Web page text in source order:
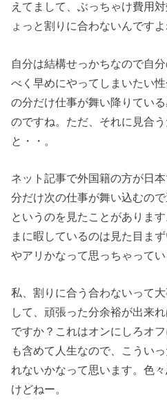
えてまして、ぶっちゃけ費用
ょっと割りに合わないんですよ
自分は結構せっかちなので自
べく早めにやってしまいたい
の分だけ仕事が舞い降りてい
のですね。ただ、それに見合
と・・。
ネット記事で外国籍の方が日
分だけ次の仕事が舞い込むの
というのを見たことがありま
まに暇しているのは見た目ま
やアリかなって思っちゃってい
私、割りに合う合わないって
して、頑張った分余裕が出来
ですか？これはオンにしろオ
も含めて人生なので、こうい
れないかなって思います。色
けどねー。